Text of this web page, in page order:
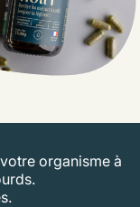
organisme à